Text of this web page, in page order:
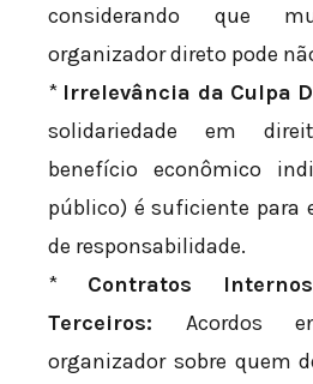
considerando que
organizador direto pode
* Irrelevância da Culpa
solidariedade em
benefício econômico
público) é suficiente para
de responsabilidade.
* Contratos
Terceiros: Acordos
organizador sobre quem